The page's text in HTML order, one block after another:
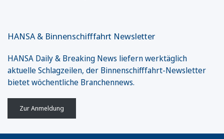
HANSA & Binnenschifffahrt Newsletter
HANSA Daily & Breaking News liefern werktäglich
aktuelle Schlagzeilen, der Binnenschifffahrt-Newsletter
bietet wöchentliche Branchennews.
Zur Anmeldung